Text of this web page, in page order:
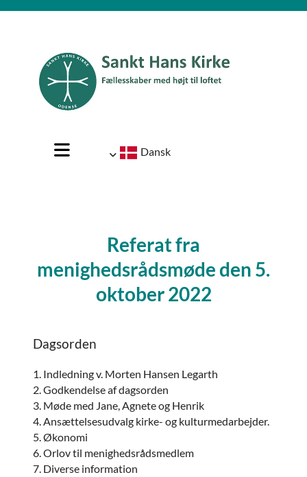
Dansk
Referat fra
menighedsrådsmøde den 5.
oktober 2022
Dagsorden
1. Indledning v. Morten Hansen Legarth
2. Godkendelse af dagsorden
3. Møde med Jane, Agnete og Henrik
4. Ansættelsesudvalg kirke- og kulturmedarbejder.
5. Økonomi
6. Orlov til menighedsrådsmedlem
7. Diverse information